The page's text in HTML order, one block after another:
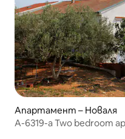
Апартамент – Новаля
A-6319-a Two bedroom